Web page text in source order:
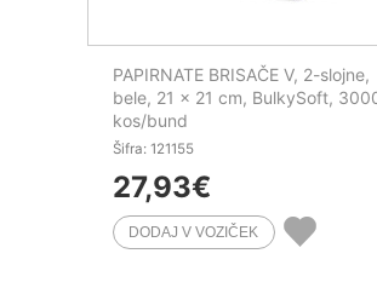
PAPIRNATE BRISAČE V, 2-slojne,
bele, 21 x 21 cm, BulkySoft,
kos/bund
Šifra: 121155
27,93€